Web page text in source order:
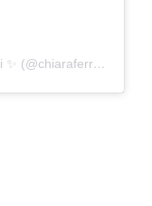
Un post condiviso da Chiara Ferragni ✨ (@chiaraferragni)